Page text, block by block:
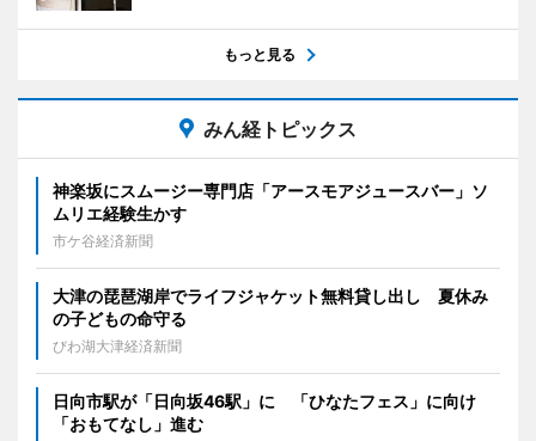
もっと見る
みん経トピックス
神楽坂にスムージー専門店「アースモアジュースバー」ソ
ムリエ経験生かす
市ケ谷経済新聞
大津の琵琶湖岸でライフジャケット無料貸し出し 夏休み
の子どもの命守る
びわ湖大津経済新聞
日向市駅が「日向坂46駅」に 「ひなたフェス」に向け
「おもてなし」進む